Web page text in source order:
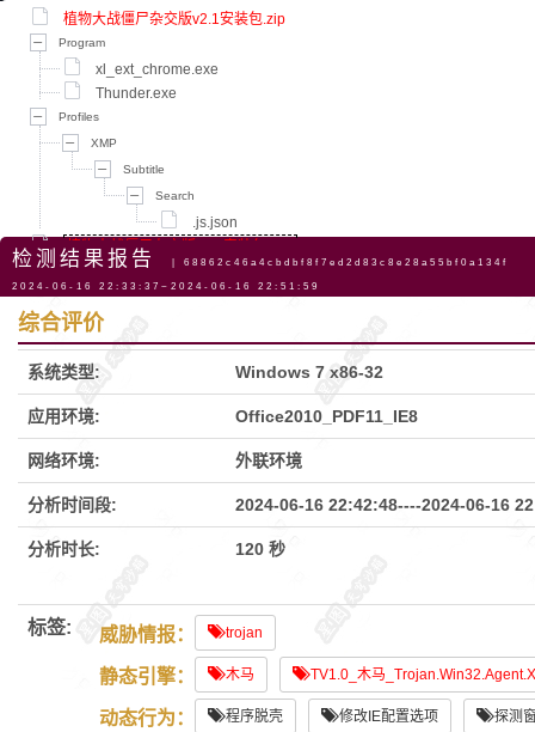
植物大战僵尸杂交版v2.1安装包.zip
Program
xl_ext_chrome.exe
Thunder.exe
Profiles
XMP
Subtitle
Search
.js.json
植物大战僵尸杂交版v2.1安装包.exe
检测结果报告 | 68862c46a4cbdbf8f7ed2d83c8e28a55bf0a134f
2024-06-16 22:33:37~2024-06-16 22:51:59
综合评价
系统类型: Windows 7 x86-32
应用环境: Office2010_PDF11_IE8
网络环境: 外联环境
分析时间段: 2024-06-16 22:42:48----2024-06-16
分析时长: 120 秒
标签: 威胁情报： trojan
静态引擎： 木马 TV1.0_木马
动态行为： 程序脱壳 修改IE配置选项 探测
导航